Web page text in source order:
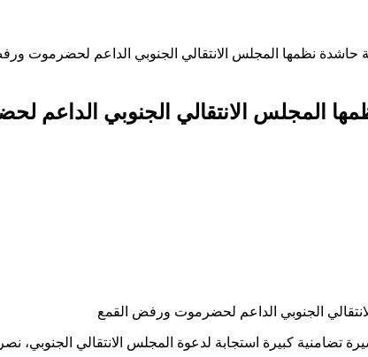
حاشدة نظمها المجلس الانتقالي الجنوبي الداعم لحضرموت
المجلس الانتقالي الجنوبي الداعم
تضامنية كبيرة استجابة لدعوة المجلس الانتقالي